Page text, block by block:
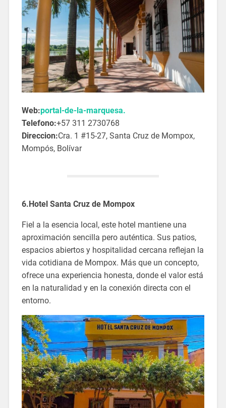
Web:portal-de-la-marquesa.
Telefono:+57 311 2730768
Direccion:Cra. 1 #15-27, Santa Cruz de Mompox,
Mompós, Bolívar
6.Hotel Santa Cruz de Mompox
Fiel a la esencia local, este hotel mantiene una
aproximación sencilla pero auténtica. Sus patios,
espacios abiertos y hospitalidad cercana reflejan la
vida cotidiana de Mompox. Más que un concepto,
ofrece una experiencia honesta, donde el valor está
en la naturalidad y en la conexión directa con el
entorno.